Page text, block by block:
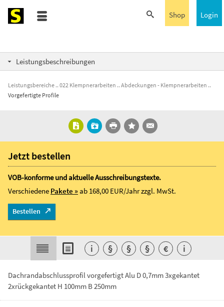
Login
Shop
Leistungsbeschreibungen
Leistungsbereiche 022 Klempnerarbeiten
Abdeckungen - Klempnerarbeiten
Vorgefertigte Profile
Dachrandabschlussprofil vorgefertigt Alu D 0,7mm 3xgekantet
2xrückgekantet H 100mm B 250mm
Jetzt bestellen
VOB-konforme und aktuelle Ausschreibungstexte.
Verschiedene Pakete »ab 168,00 EUR/Jahrzzgl. MwSt.
Bestellen
i § § § € i